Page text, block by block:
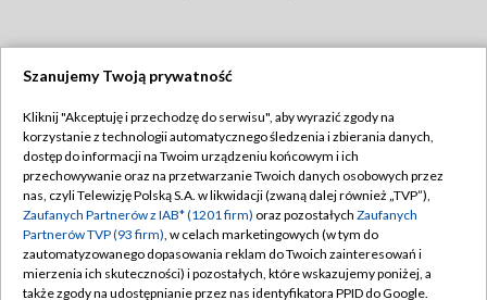
TVP
Abonament TVP
Emisja w TVP
Centrum informacji TVP
Naziemna Telewizja Cyfrowa
Regulamin TVP
Polityka prywatności
Moje zgody
Pomoc
Szanujemy Twoją prywatność
Kliknij "Akceptuję i przechodzę do serwisu", aby wyrazić zgody na
korzystanie z technologii automatycznego śledzenia i zbierania danych,
dostęp do informacji na Twoim urządzeniu końcowym i ich
przechowywanie oraz na przetwarzanie Twoich danych osobowych przez
nas, czyli Telewizję Polską S.A. w likwidacji (zwaną dalej również „TVP”),
Zaufanych Partnerów z IAB* (1201 firm) oraz pozostałych Zaufanych
Partnerów TVP (93 firm), w celach marketingowych (w tym do
zautomatyzowanego dopasowania reklam do Twoich zainteresowań i
mierzenia ich skuteczności) i pozostałych, które wskazujemy poniżej, a
także zgody na udostępnianie przez nas identyfikatora PPID do Google.